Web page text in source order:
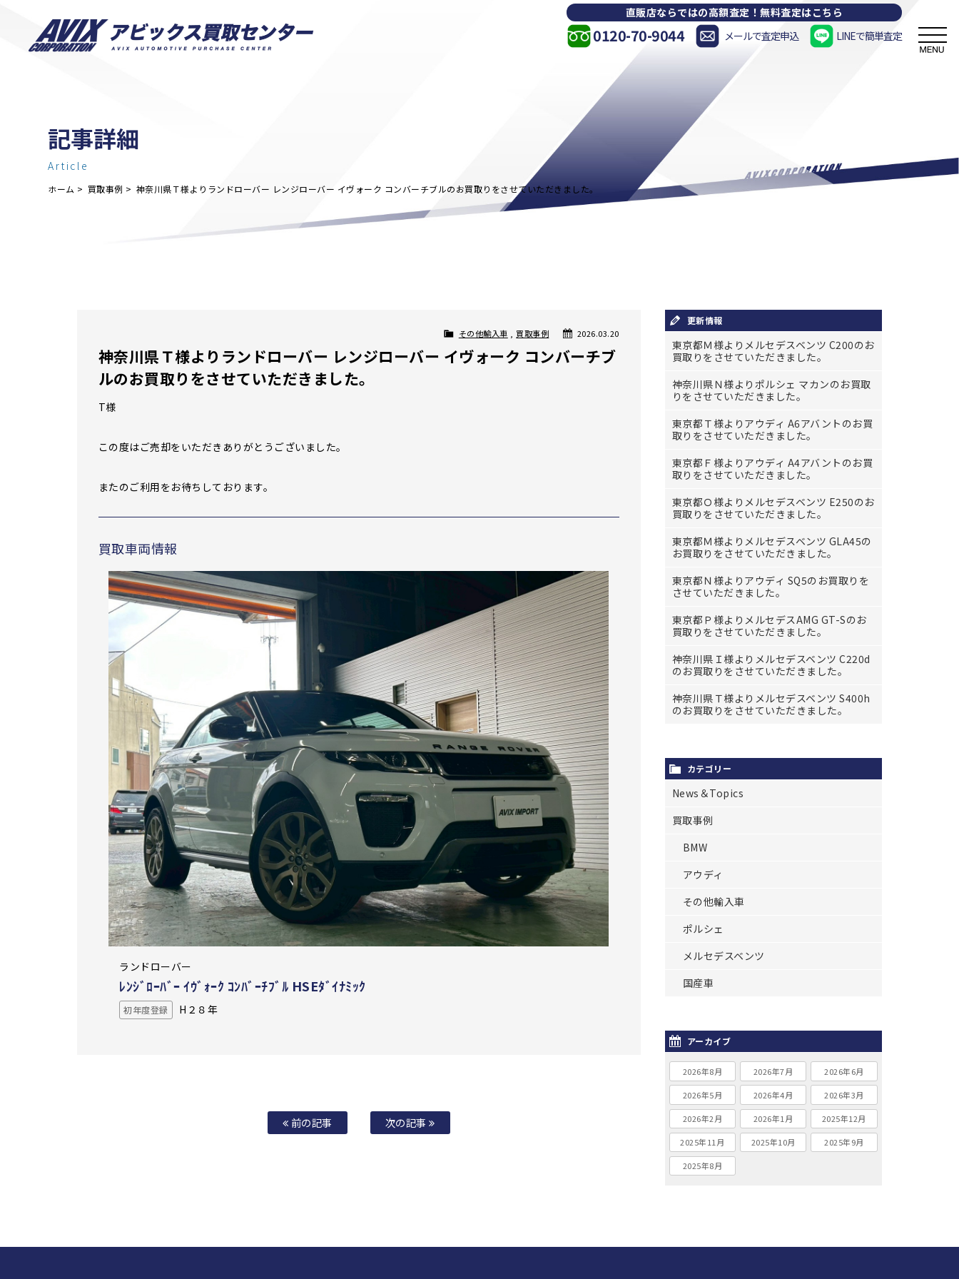
記事詳細
Article
ホーム 買取事例 神奈川県Ｔ様よりランドローバー レンジローバー イヴォーク コンバーチブルのお買取りをさせていただきました。
2026.03.20
その他輸入車 , 買取事例
神奈川県Ｔ様よりランドローバー レンジローバー イヴォーク コンバーチブ
ルのお買取りをさせていただきました。
T様
この度はご売却をいただきありがとうございました。
またのご利用をお待ちしております。
買取車両情報
ランドローバー
ﾚﾝｼﾞﾛｰﾊﾞｰ ｲｳﾞｫｰｸ ｺﾝﾊﾞｰﾁﾌﾞﾙ HSEﾀﾞｲﾅﾐｯｸ
初年度登録 H２８年
前の記事 次の記事
更新情報
東京都Ｍ様よりメルセデスベンツ C200のお
買取りをさせていただきました。
神奈川県Ｎ様よりポルシェ マカンのお買取
りをさせていただきました。
東京都Ｔ様よりアウディ A6アバントのお買
取りをさせていただきました。
東京都Ｆ様よりアウディ A4アバントのお買
取りをさせていただきました。
東京都Ｏ様よりメルセデスベンツ E250のお
買取りをさせていただきました。
東京都Ｍ様よりメルセデスベンツ GLA45の
お買取りをさせていただきました。
東京都Ｎ様よりアウディ SQ5のお買取りを
させていただきました。
東京都Ｐ様よりメルセデスAMG GT-Sのお
買取りをさせていただきました。
神奈川県Ｉ様よりメルセデスベンツ C220d
のお買取りをさせていただきました。
神奈川県Ｔ様よりメルセデスベンツ S400h
のお買取りをさせていただきました。
カテゴリー
News＆Topics
買取事例
BMW
アウディ
その他輸入車
ポルシェ
メルセデスベンツ
国産車
アーカイブ
2026年8月 2026年7月 2026年6月
2026年5月 2026年4月 2026年3月
2026年2月 2026年1月 2025年12月
2025年11月 2025年10月 2025年9月
2025年8月
直販店ならではの高額査定！無料査定はこちら
0120-70-9044 メールで査定申込 LINEで簡単査定